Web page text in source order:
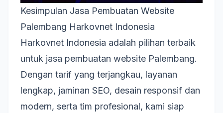
Kesimpulan Jasa Pembuatan Website
Palembang Harkovnet Indonesia
Harkovnet Indonesia adalah pilihan terbaik
untuk jasa pembuatan website Palembang.
Dengan tarif yang terjangkau, layanan
lengkap, jaminan SEO, desain responsif dan
modern, serta tim profesional, kami siap